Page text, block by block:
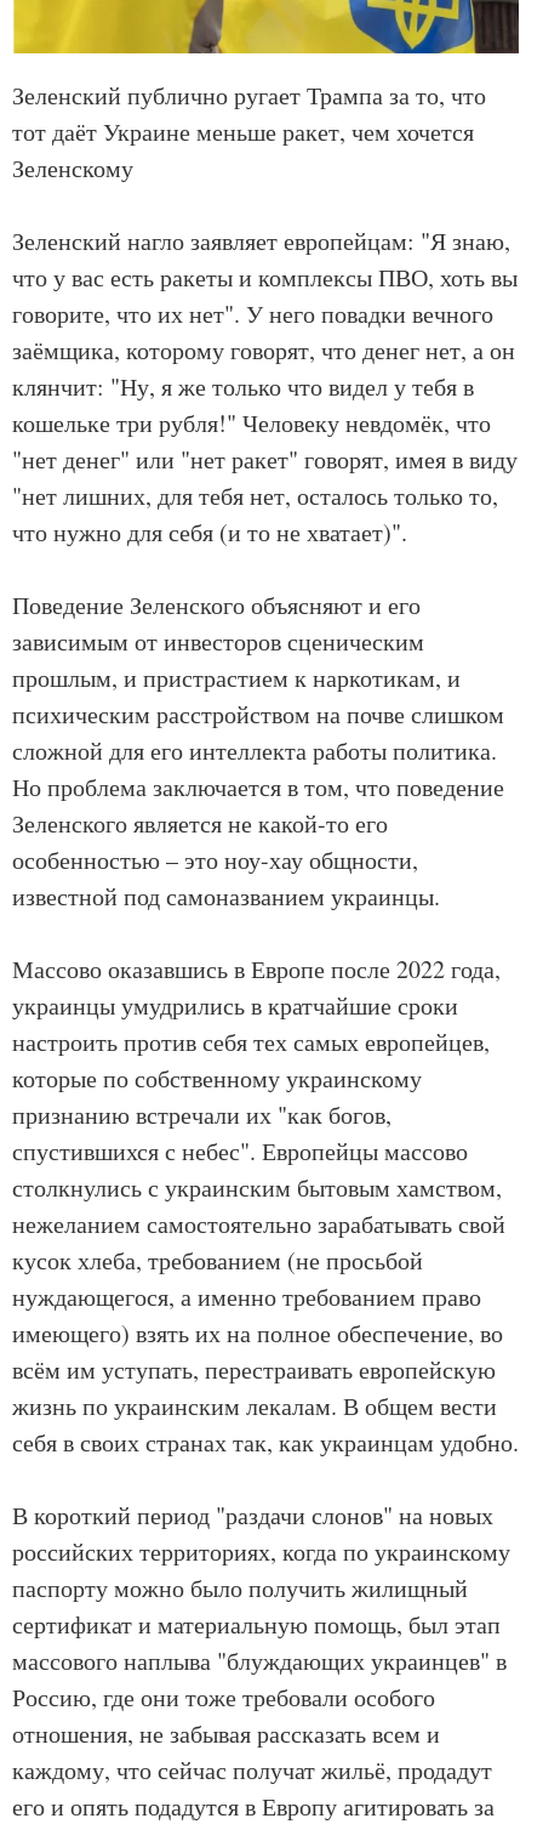
Зеленский публично ругает Трампа за то, что
тот даёт Украине меньше ракет, чем хочется
Зеленскому
Зеленский нагло заявляет европейцам: "Я знаю,
что у вас есть ракеты и комплексы ПВО, хоть вы
говорите, что их нет". У него повадки вечного
заёмщика, которому говорят, что денег нет, а он
клянчит: "Ну, я же только что видел у тебя в
кошельке три рубля!" Человеку невдомёк, что
"нет денег" или "нет ракет" говорят, имея в виду
"нет лишних, для тебя нет, осталось только то,
что нужно для себя (и то не хватает)".
Поведение Зеленского объясняют и его
зависимым от инвесторов сценическим
прошлым, и пристрастием к наркотикам, и
психическим расстройством на почве слишком
сложной для его интеллекта работы политика.
Но проблема заключается в том, что поведение
Зеленского является не какой-то его
особенностью – это ноу-хау общности,
известной под самоназванием украинцы.
Массово оказавшись в Европе после 2022 года,
украинцы умудрились в кратчайшие сроки
настроить против себя тех самых европейцев,
которые по собственному украинскому
признанию встречали их "как богов,
спустившихся с небес". Европейцы массово
столкнулись с украинским бытовым хамством,
нежеланием самостоятельно зарабатывать свой
кусок хлеба, требованием (не просьбой
нуждающегося, а именно требованием право
имеющего) взять их на полное обеспечение, во
всём им уступать, перестраивать европейскую
жизнь по украинским лекалам. В общем вести
себя в своих странах так, как украинцам удобно.
В короткий период "раздачи слонов" на новых
российских территориях, когда по украинскому
паспорту можно было получить жилищный
сертификат и материальную помощь, был этап
массового наплыва "блуждающих украинцев" в
Россию, где они тоже требовали особого
отношения, не забывая рассказать всем и
каждому, что сейчас получат жильё, продадут
его и опять подадутся в Европу агитировать за